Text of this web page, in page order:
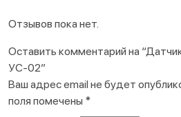
Отзывов пока нет.
Оставить комментарий на
УС-02”
Ваш адрес email не будет
поля помечены *